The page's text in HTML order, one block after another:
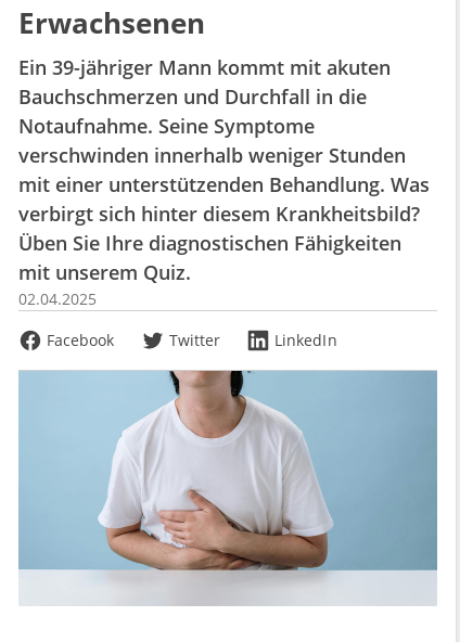
Erwachsenen
Ein 39-jähriger Mann kommt mit akuten
Bauchschmerzen und Durchfall in die
Notaufnahme. Seine Symptome
verschwinden innerhalb weniger Stunden
mit einer unterstützenden Behandlung. Was
verbirgt sich hinter diesem Krankheitsbild?
Üben Sie Ihre diagnostischen Fähigkeiten
mit unserem Quiz.
02.04.2025
Facebook
Twitter LinkedIn